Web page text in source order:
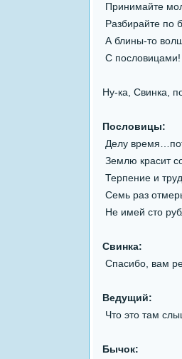
Принимайте
Разбирайте по
А блины-то
С пословицами!
Ну-ка, Свинка,
Пословицы:
Делу
Землю красит
Терпение и
Семь раз
Не имей сто
Свинка:
Спасибо, вам
Ведущий:
Что это там
Бычок: